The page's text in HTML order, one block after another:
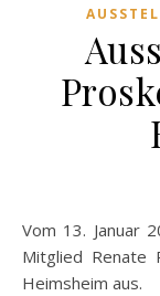
Vom 13. Januar 2026 bis zum 20. März 2026 stellt unser
Mitglied Renate
Heimsheim aus.